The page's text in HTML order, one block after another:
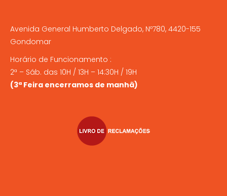
Avenida General Humberto Delgado, Nº780, 4420-155
Gondomar
Horário de Funcionamento :
2ª – Sáb. das 10H / 13H – 14:30H / 19H
(3ª Feira encerramos de manhã)